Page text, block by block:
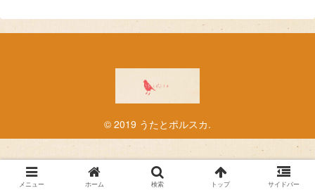
© 2019 うたとポルスカ.
メニュー ホーム 検索 トップ サイドバー